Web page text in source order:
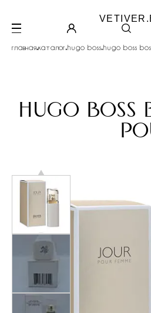
главная.каталог.hugo boss.hugo boss
hugo boss